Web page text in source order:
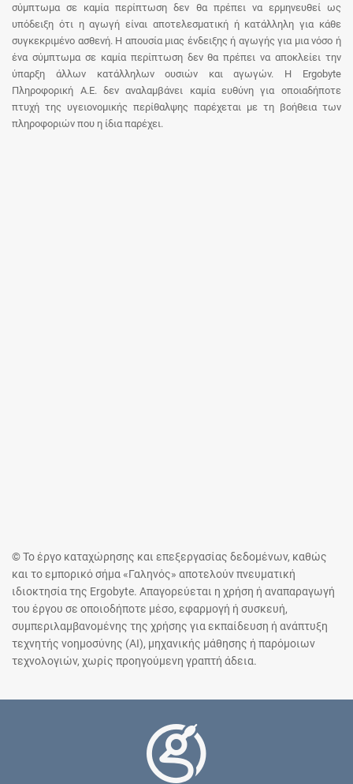
σύμπτωμα σε καμία περίπτωση δεν θα πρέπει να ερμηνευθεί ως
υπόδειξη ότι η αγωγή είναι αποτελεσματική ή κατάλληλη για κάθε
συγκεκριμένο ασθενή. Η απουσία μιας ένδειξης ή αγωγής για μια νόσο ή
ένα σύμπτωμα σε καμία περίπτωση δεν θα πρέπει να αποκλείει την
ύπαρξη άλλων κατάλληλων ουσιών και αγωγών. Η Ergobyte
Πληροφορική Α.Ε. δεν αναλαμβάνει καμία ευθύνη για οποιαδήποτε
πτυχή της υγειονομικής περίθαλψης παρέχεται με τη βοήθεια των
πληροφοριών που η ίδια παρέχει.
© Το έργο καταχώρησης και επεξεργασίας δεδομένων, καθώς
και το εμπορικό σήμα «Γαληνός» αποτελούν πνευματική
ιδιοκτησία της Ergobyte. Απαγορεύεται η χρήση ή αναπαραγωγή
του έργου σε οποιοδήποτε μέσο, εφαρμογή ή συσκευή,
συμπεριλαμβανομένης της χρήσης για εκπαίδευση ή ανάπτυξη
τεχνητής νοημοσύνης (AI), μηχανικής μάθησης ή παρόμοιων
τεχνολογιών, χωρίς προηγούμενη γραπτή άδεια.